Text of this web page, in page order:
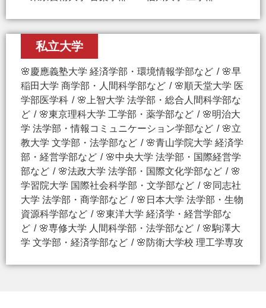
私立大学
🌸慶應義塾大学 経済学部・環境情報学部など
🌸早
稲田大学 商学部・人間科学部など
🌸順天堂大学 医
学部医学科
🌸上智大学 法学部・総合人間科学部な
ど
🌸東京理科大学 工学部・薬学部など
🌸明治大
学 法学部・情報コミュニケーション学部など
🌸立
教大学 文学部・法学部など
🌸青山学院大学 経済学
部・経営学部など
🌸中央大学 法学部・国際経営学
部など
🌸法政大学 法学部・国際文化学部など
🌸
学習院大学 国際社会科学部・文学部など
🌸同志社
大学 法学部・商学部など
🌸日本大学 法学部・生物
資源科学部など
🌸東洋大学 経済学・経営学部な
ど
🌸専修大学 人間科学部・法学部など
🌸駒澤大
学 文学部・経済学部など
🌸防衛大学校 理工学専攻